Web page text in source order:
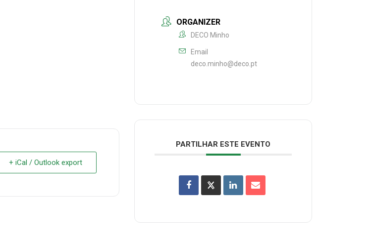
+ iCal / Outlook export
ORGANIZER
DECO Minho
Email
deco.minho@deco.pt
PARTILHAR ESTE EVENTO